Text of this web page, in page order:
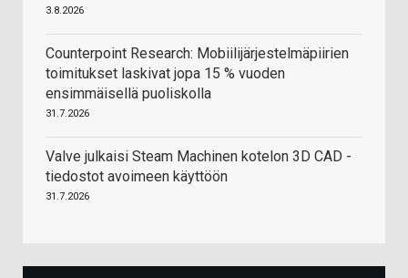
3.8.2026
Counterpoint Research: Mobiilijärjestelmäpiirien
toimitukset laskivat jopa 15 % vuoden
ensimmäisellä puoliskolla
31.7.2026
Valve julkaisi Steam Machinen kotelon 3D CAD -
tiedostot avoimeen käyttöön
31.7.2026